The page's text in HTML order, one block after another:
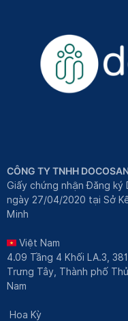
CÔNG TY TNHH
Giấy chứng nhận Đăng ký
ngày 27/04/2020 tại Sở
Minh
Việt Nam
4.09 Tầng 4 Khối LA.3,
Trưng Tây, Thành phố
Nam
Hoa Kỳ